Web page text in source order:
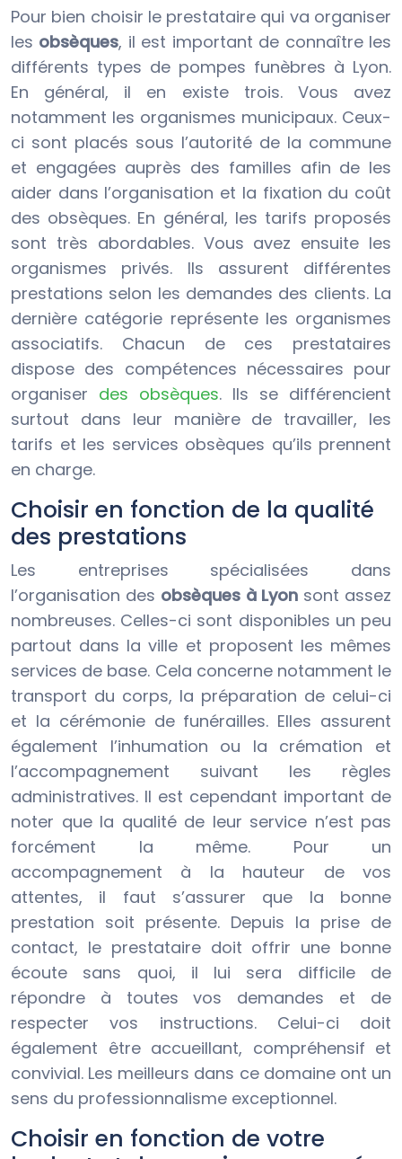
Pour bien choisir le prestataire qui va organiser
les obsèques, il est important de connaître les
différents types de pompes funèbres à Lyon.
En général, il en existe trois. Vous avez
notamment les organismes municipaux. Ceux-
ci sont placés sous l’autorité de la commune
et engagées auprès des familles afin de les
aider dans l’organisation et la fixation du coût
des obsèques. En général, les tarifs proposés
sont très abordables. Vous avez ensuite les
organismes privés. Ils assurent différentes
prestations selon les demandes des clients. La
dernière catégorie représente les organismes
associatifs. Chacun de ces prestataires
dispose des compétences nécessaires pour
organiser des obsèques. Ils se différencient
surtout dans leur manière de travailler, les
tarifs et les services obsèques qu’ils prennent
en charge.
Choisir en fonction de la qualité
des prestations
Les entreprises spécialisées dans
l’organisation des obsèques à Lyon sont assez
nombreuses. Celles-ci sont disponibles un peu
partout dans la ville et proposent les mêmes
services de base. Cela concerne notamment le
transport du corps, la préparation de celui-ci
et la cérémonie de funérailles. Elles assurent
également l’inhumation ou la crémation et
l’accompagnement suivant les règles
administratives. Il est cependant important de
noter que la qualité de leur service n’est pas
forcément la même. Pour un
accompagnement à la hauteur de vos
attentes, il faut s’assurer que la bonne
prestation soit présente. Depuis la prise de
contact, le prestataire doit offrir une bonne
écoute sans quoi, il lui sera difficile de
répondre à toutes vos demandes et de
respecter vos instructions. Celui-ci doit
également être accueillant, compréhensif et
convivial. Les meilleurs dans ce domaine ont un
sens du professionnalisme exceptionnel.
Choisir en fonction de votre